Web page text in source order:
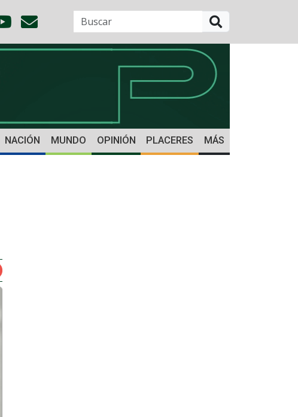
NACIÓN MUNDO OPINIÓN PLACERES MÁS